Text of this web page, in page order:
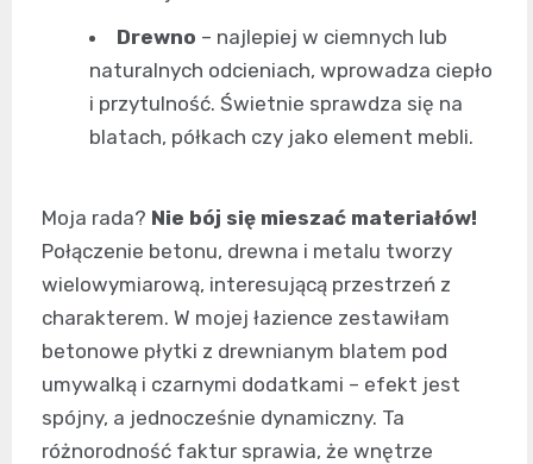
Drewno – najlepiej w ciemnych lub
naturalnych odcieniach, wprowadza ciepło
i przytulność. Świetnie sprawdza się na
blatach, półkach czy jako element mebli.
Moja rada? Nie bój się mieszać materiałów!
Połączenie betonu, drewna i metalu tworzy
wielowymiarową, interesującą przestrzeń z
charakterem. W mojej łazience zestawiłam
betonowe płytki z drewnianym blatem pod
umywalką i czarnymi dodatkami – efekt jest
spójny, a jednocześnie dynamiczny. Ta
różnorodność faktur sprawia, że wnętrze